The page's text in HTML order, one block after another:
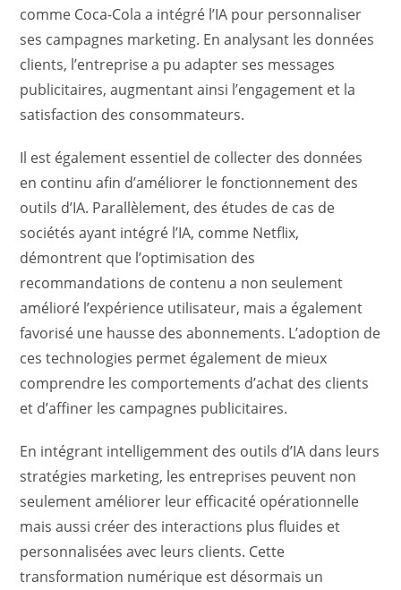
comme Coca-Cola a intégré l’IA pour personnaliser
ses campagnes marketing. En analysant les données
clients, l’entreprise a pu adapter ses messages
publicitaires, augmentant ainsi l’engagement et la
satisfaction des consommateurs.
Il est également essentiel de collecter des données
en continu afin d’améliorer le fonctionnement des
outils d’IA. Parallèlement, des études de cas de
sociétés ayant intégré l’IA, comme Netflix,
démontrent que l’optimisation des
recommandations de contenu a non seulement
amélioré l’expérience utilisateur, mais a également
favorisé une hausse des abonnements. L’adoption de
ces technologies permet également de mieux
comprendre les comportements d’achat des clients
et d’affiner les campagnes publicitaires.
En intégrant intelligemment des outils d’IA dans leurs
stratégies marketing, les entreprises peuvent non
seulement améliorer leur efficacité opérationnelle
mais aussi créer des interactions plus fluides et
personnalisées avec leurs clients. Cette
transformation numérique est désormais un